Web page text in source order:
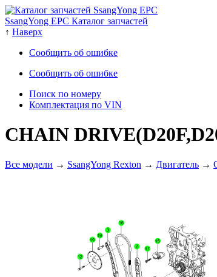
SsangYong EPC Каталог запчастей
↑ Наверх
Сообщить об ошибке
Сообщить об ошибке
Поиск по номеру
Комплектация по VIN
CHAIN
Все модели → SsangYong Rexton → Двигатель →